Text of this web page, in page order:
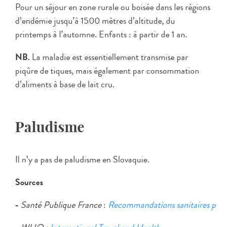
Pour un séjour en zone rurale ou boisée dans les régions
d’endémie jusqu’à 1500 mètres d’altitude, du
printemps à l’automne. Enfants : à partir de 1 an.
NB.La maladie est essentiellement transmise par
piqûre de tiques, mais également par consommation
d’aliments à base de lait cru.
Paludisme
Il n’y a pas de paludisme en Slovaquie.
Sources
- Santé Publique France: Recommandationssanitaires